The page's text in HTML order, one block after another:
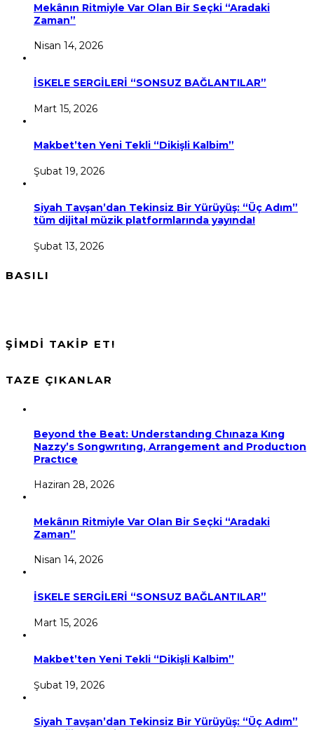
Mekânın Ritmiyle Var Olan Bir Seçki “Aradaki
Zaman”
Nisan 14, 2026
İSKELE SERGİLERİ “SONSUZ BAĞLANTILAR”
Mart 15, 2026
Makbet’ten Yeni Tekli “Dikişli Kalbim”
Şubat 19, 2026
Siyah Tavşan’dan Tekinsiz Bir Yürüyüş: “Üç Adım”
tüm dijital müzik platformlarında yayında!
Şubat 13, 2026
BASILI
ŞİMDİ TAKİP ET!
TAZE ÇIKANLAR
Beyond the Beat: Understandıng Chınaza Kıng
Nazzy’s Songwrıtıng, Arrangement and Productıon
Practıce
Haziran 28, 2026
Mekânın Ritmiyle Var Olan Bir Seçki “Aradaki
Zaman”
Nisan 14, 2026
İSKELE SERGİLERİ “SONSUZ BAĞLANTILAR”
Mart 15, 2026
Makbet’ten Yeni Tekli “Dikişli Kalbim”
Şubat 19, 2026
Siyah Tavşan’dan Tekinsiz Bir Yürüyüş: “Üç Adım”